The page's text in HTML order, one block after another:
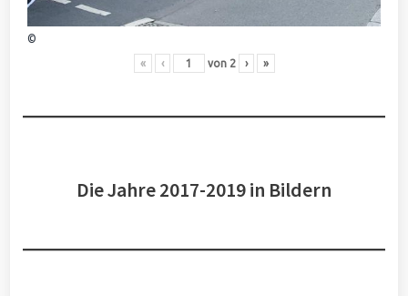
©
« ‹ von 2 › »
Die Jahre 2017-2019 in Bildern